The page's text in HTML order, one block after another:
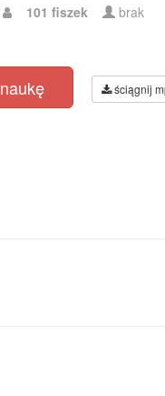
101 fiszek brak
ściągnij